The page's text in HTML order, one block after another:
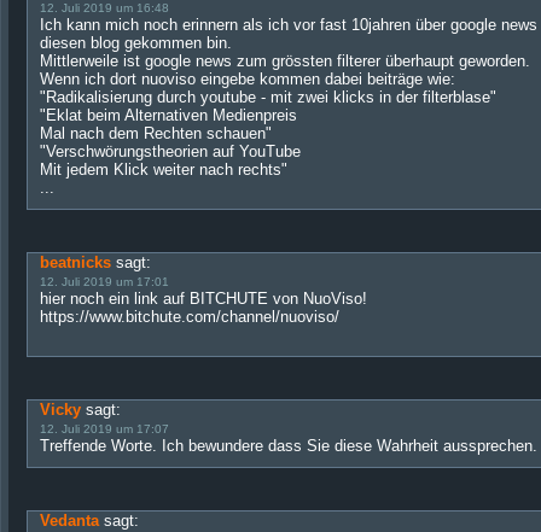
12. Juli 2019 um 16:48
Ich kann mich noch erinnern als ich vor fast 10jahren über google news
diesen blog gekommen bin.
Mittlerweile ist google news zum grössten filterer überhaupt geworden.
Wenn ich dort nuoviso eingebe kommen dabei beiträge wie:
"Radikalisierung durch youtube - mit zwei klicks in der filterblase"
"Eklat beim Alternativen Medienpreis
Mal nach dem Rechten schauen"
"Verschwörungstheorien auf YouTube
Mit jedem Klick weiter nach rechts"
...
beatnicks sagt:
12. Juli 2019 um 17:01
hier noch ein link auf BITCHUTE von NuoViso!
https://www.bitchute.com/channel/nuoviso/
Vicky sagt:
12. Juli 2019 um 17:07
Treffende Worte. Ich bewundere dass Sie diese Wahrheit aussprechen.
Vedanta sagt: